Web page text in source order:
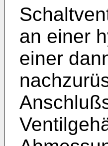
an einer
einer